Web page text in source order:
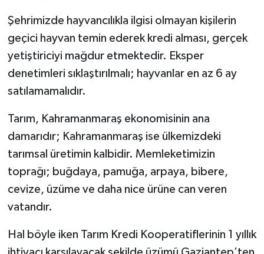
Şehrimizde hayvancılıkla ilgisi olmayan kişilerin
geçici hayvan temin ederek kredi alması, gerçek
yetiştiriciyi mağdur etmektedir. Eksper
denetimleri sıklaştırılmalı; hayvanlar en az 6 ay
satılamamalıdır.
Tarım, Kahramanmaraş ekonomisinin ana
damarıdır; Kahramanmaraş ise ülkemizdeki
tarımsal üretimin kalbidir. Memleketimizin
toprağı; buğdaya, pamuğa, arpaya, bibere,
cevize, üzüme ve daha nice ürüne can veren
vatandır.
Hal böyle iken Tarım Kredi Kooperatiflerinin 1 yıllık